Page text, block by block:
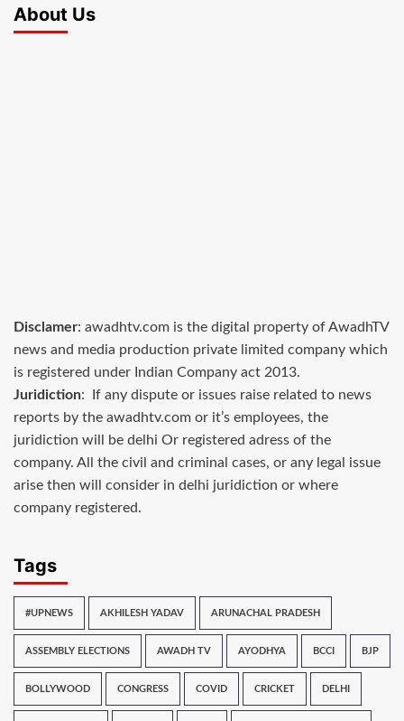
About Us
Disclamer: awadhtv.com is the digital property of AwadhTV
news and media production private limited company which
is registered under Indian Company act 2013.
Juridiction: If any dispute or issues raise related to news
reports by the awadhtv.com or it’s employees, the
juridiction will be delhi Or registered adress of the
company. All the civil and criminal cases, or any legal issue
arise then will consider in delhi juridiction or where
company registered.
Tags
#UPNEWS AKHILESH YADAV ARUNACHAL PRADESH
ASSEMBLY ELECTIONS AWADH TV AYODHYA BCCI BJP
BOLLYWOOD CONGRESS COVID CRICKET DELHI